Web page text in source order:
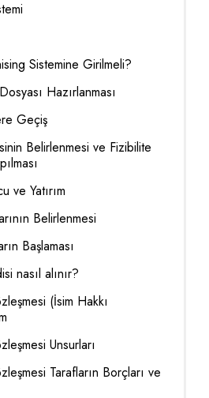
Sistemine Girilmeli?
Hazırlanması
Geçiş
Belirlenmesi ve Fizibilite
ve Yatırım
Belirlenmesi
Başlaması
nasıl alınır?
(İsim Hakkı
Unsurları
Tarafların Borçları ve